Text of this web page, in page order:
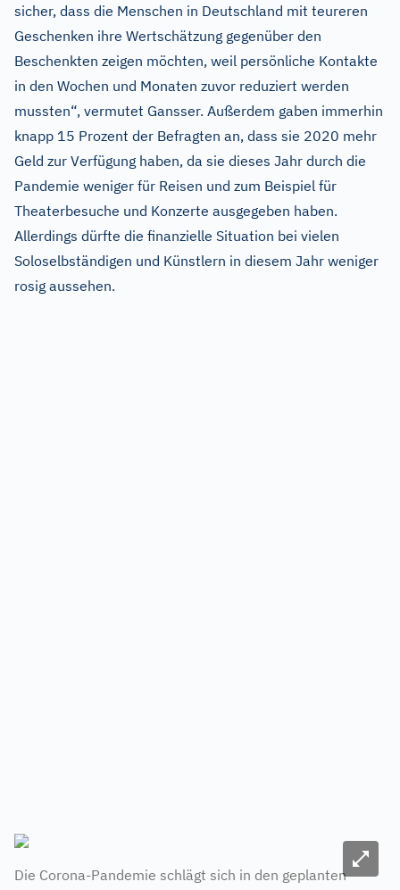
sicher, dass die Menschen in Deutschland mit teureren
Geschenken ihre Wertschätzung gegenüber den
Beschenkten zeigen möchten, weil persönliche Kontakte
in den Wochen und Monaten zuvor reduziert werden
mussten“, vermutet Gansser. Außerdem gaben immerhin
knapp 15 Prozent der Befragten an, dass sie 2020 mehr
Geld zur Verfügung haben, da sie dieses Jahr durch die
Pandemie weniger für Reisen und zum Beispiel für
Theaterbesuche und Konzerte ausgegeben haben.
Allerdings dürfte die finanzielle Situation bei vielen
Soloselbständigen und Künstlern in diesem Jahr weniger
rosig aussehen.
Bild
Die Corona-Pandemie schlägt sich in den geplanten